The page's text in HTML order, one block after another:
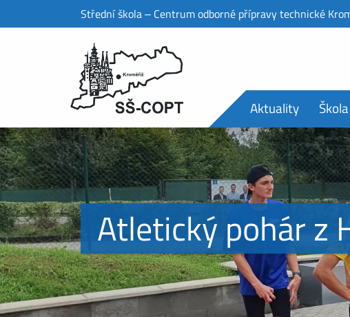
Střední škola ‒ Centrum odborné přípravy technické
Aktuality Škola
Atletický pohár z